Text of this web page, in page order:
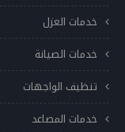
خدمات العزل
خدمات الصيانة
تنظيف الواجهات
خدمات المصاعد